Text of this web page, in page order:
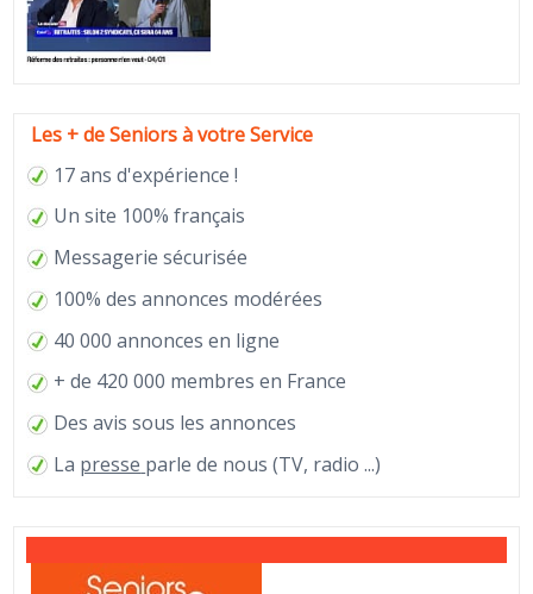
Les + de Seniors à votre Service
17 ans d'expérience !
Un site 100% français
Messagerie sécurisée
100% des annonces modérées
40 000 annonces en ligne
+ de 420 000 membres en France
Des avis sous les annonces
La presse parle de nous (TV, radio ...)